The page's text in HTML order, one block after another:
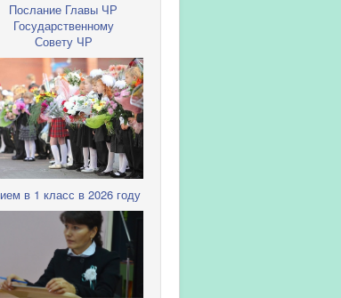
Послание Главы ЧР
Государственному
Совету ЧР
в 1 класс в 2026 году